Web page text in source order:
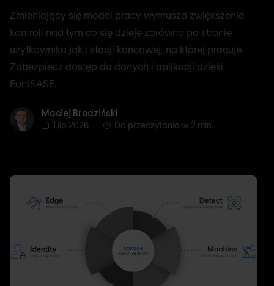
Zmieniający się model pracy wymusza zwiększenie
kontroli nad tym co się dzieje zarówno po stronie
użytkownika jak i stacji końcowej, na której pracuje.
Zabezpiecz dostęp do danych i aplikacji dzięki
FortiSASE.
Maciej Brodziński
Maciej Brodziński
1 lip 2026
Do przeczytania w 2 min.